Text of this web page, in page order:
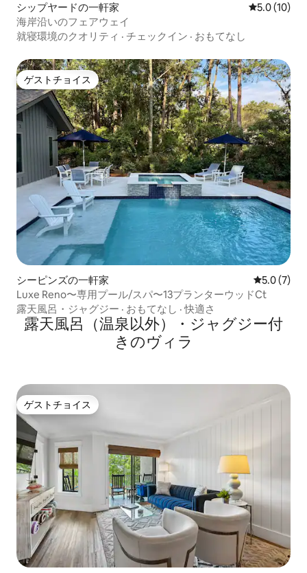
シップヤードの一軒家 レビュー10
5.0 (10)
海岸沿いのフェアウェイ
就寝環境のクオリティ · チェックイン · おもてなし
ゲストチョイス
ゲストチョイス
シーピンズの一軒家 レビュー7
5.0 (7)
Luxe Reno〜専用プール/スパ〜13プランターウッドCt
露天風呂・ジャグジー · おもてなし ·快適さ
露天風呂（温泉以外）・ジャグジー付
きのヴィラ
ゲストチョイス
ゲストチョイス